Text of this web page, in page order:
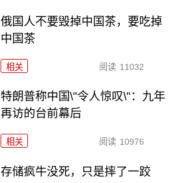
俄国人不要毁掉中国茶，要吃掉
中国茶
相关 阅读 11032
特朗普称中国\"令人惊叹\"：九年
再访的台前幕后
相关 阅读 10976
存储疯牛没死，只是摔了一跤